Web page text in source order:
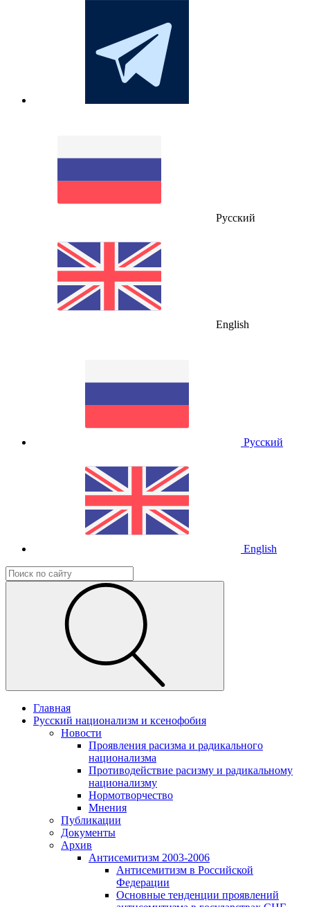
Русский
English
Русский
English
Главная
Русский национализм и ксенофобия
Новости
Проявления расизма и радикального
национализма
Противодействие расизму и радикальному
национализму
Нормотворчество
Мнения
Публикации
Документы
Архив
Антисемитизм 2003-2006
Антисемитизм в Российской
Федерации
Основные тенденции проявлений